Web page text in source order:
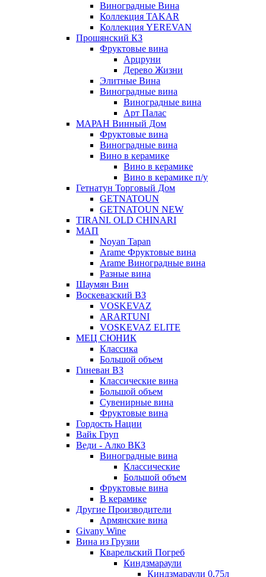
Виноградные Вина
Коллекция TAKAR
Коллекция YEREVAN
Прошянский КЗ
Фруктовые вина
Арцруни
Дерево Жизни
Элитные Вина
Виноградные вина
Виноградные вина
Арт Палас
МАРАН Винный Дом
Фруктовые вина
Виноградные вина
Вино в керамике
Вино в керамике
Вино в керамике п/у
Гетнатун Торговый Дом
GETNATOUN
GETNATOUN NEW
TIRANI. OLD CHINARI
МАП
Noyan Tapan
Arame Фруктовые вина
Arame Виноградные вина
Разные вина
Шаумян Вин
Воскевазский ВЗ
VOSKEVAZ
ARARTUNI
VOSKEVAZ ELITE
МЕЦ СЮНИК
Классика
Большой объем
Гиневан ВЗ
Классические вина
Большой объем
Сувенирные вина
Фруктовые вина
Гордость Нации
Вайк Груп
Веди - Алко ВКЗ
Виноградные вина
Классические
Большой объем
Фруктовые вина
В керамике
Другие Производители
Армянские вина
Givany Wine
Вина из Грузии
Кварельский Погреб
Киндзмараули
Киндзмараули 0,75л